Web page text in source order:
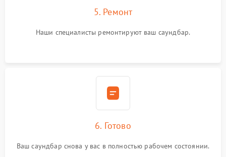
5. Ремонт
Наши специалисты ремонтируют ваш саундбар.
6. Готово
Ваш саундбар снова у вас в полностью рабочем состоянии.